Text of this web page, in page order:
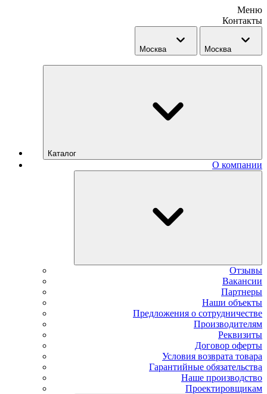
Меню
Контакты
Москва Москва
Каталог
О компании
Отзывы
Вакансии
Партнеры
Наши объекты
Предложения о сотрудничестве
Производителям
Реквизиты
Договор оферты
Условия возврата товара
Гарантийные обязательства
Наше производство
Проектировщикам